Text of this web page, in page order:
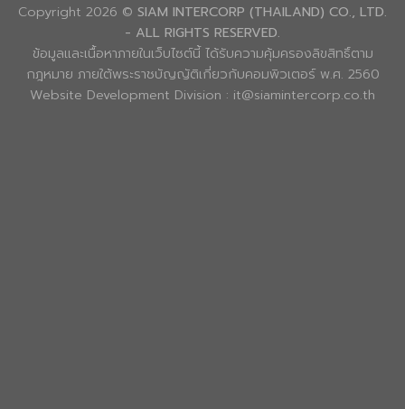
Copyright 2026 © SIAM INTERCORP (THAILAND) CO., LTD.
- ALL RIGHTS RESERVED.
ข้อมูลและเนื้อหาภายในเว็บไซต์นี้ ได้รับความคุ้มครองลิขสิทธิ์ตาม
กฎหมาย ภายใต้พระราชบัญญัติเกี่ยวกับคอมพิวเตอร์ พ.ศ. 2560
Website Development Division : it@siamintercorp.co.th